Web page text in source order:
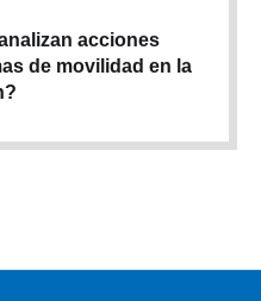
acciones
de movilidad en la